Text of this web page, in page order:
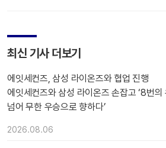
최신 기사 더보기
에잇세컨즈, 삼성 라이온즈와 협업 진행
에잇세컨즈와 삼성 라이온즈 손잡고 ‘8번의
넘어 무한 우승으로 향하다’
2026.08.06